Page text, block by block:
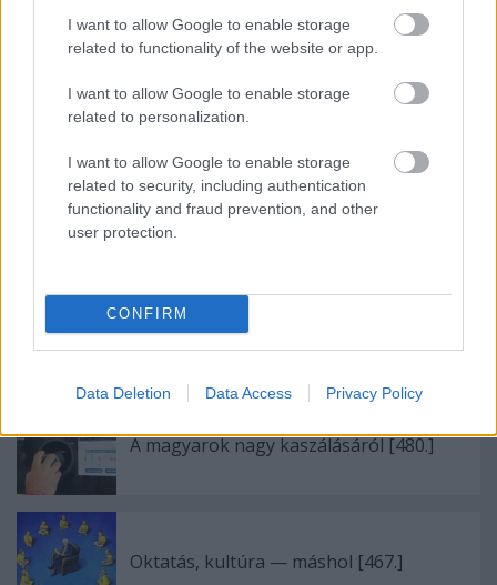
I want to allow Google to enable storage
related to functionality of the website or app.
I want to allow Google to enable storage
related to personalization.
I want to allow Google to enable storage
related to security, including authentication
functionality and fraud prevention, and other
user protection.
CONFIRM
Data Deletion Data Access Privacy Policy
Címkék:népszabadság kormány nyelvvizsga
pedagógusok
Az attitűd erősítése a fontos [440.]
A magyarok nagy kaszálásáról [480.]
Oktatás, kultúra — máshol [467.]